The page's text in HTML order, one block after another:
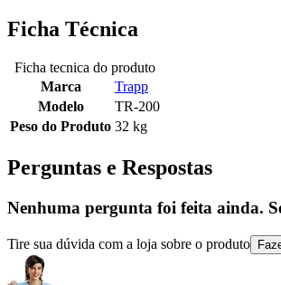
Ficha Técnica
Ficha tecnica do produto
Marca
Trapp
Modelo
TR-200
Peso do Produto 32 kg
Perguntas e Respostas
Nenhuma pergunta foi feita ainda.
Tire sua dúvida com a loja sobre o produto